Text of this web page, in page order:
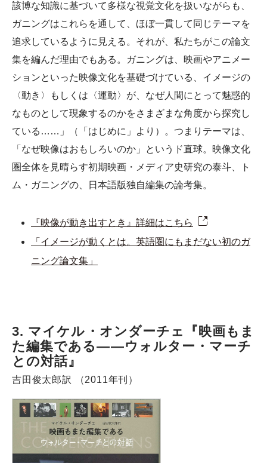
該博な知識に基づいて多様な視覚文化を扱いながらも、
ガニングはこれらを通して、ほぼ一貫して同じテーマを
追求しているように見える。それが、私たちがこの論文
集を編んだ理由でもある。ガニングは、映画やアニメー
ションといった映像文化を基礎づけている、イメージの
〈動き〉もしくは〈運動〉が、なぜ人間にとって魅惑的
なものとして現象するのかをさまざまな角度から探究し
ている……」（「はじめに」より）。つまりテーマは、
「なぜ映像はおもしろいのか」というド直球。映像文化
圏全体を見晴らす初期映画・メディア史研究の泰斗、ト
ム・ガニングの、日本語版独自編集の論考集。
『映像が動き出すとき』詳細はこちら
「イメージが動くとは。英語圏にもまだない初のガ
ニング論文集」
3. マイケル・オンダーチェ『映画もま
た編集である――ウォルター・マーチ
との対話』
吉田俊太郎訳 （2011年刊）